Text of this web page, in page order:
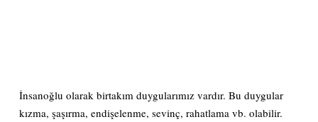
İnsanoğlu olarak birtakım duygularımız vardır. Bu duygular
kızma, şaşırma, endişelenme, sevinç, rahatlama vb. olabilir.